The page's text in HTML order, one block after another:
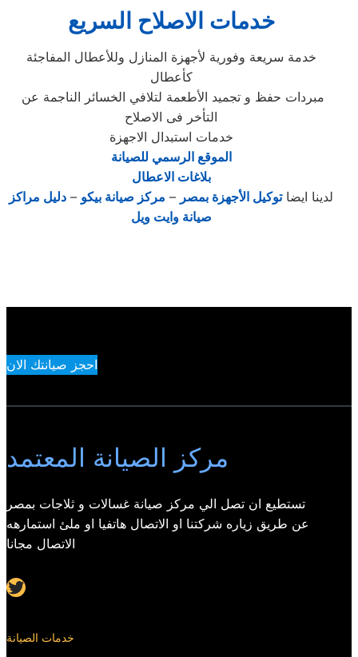
خدمات الاصلاح السريع
خدمة سريعة وفورية لأجهزة المنازل وللأعطال المفاجئة
كأعطال
التأخر فى الاصلاح
خدمات استبدال الاجهزة
الموقع الرسمي للصيانة
بلاغات الاعطال
لدينا ايضاتوكيل الأجهزة بمصر – مركز صيانة بيكو – دليل مراكز
صيانة وايت ويل
احجز صيانتك الان
مركز الصيانة المعتمد
تستطيع ان تصل الي مركز صيانة غسالات و ثلاجات بمصر
عن طريق زياره شركتنا او الاتصال هاتفيا او ملئ استمارهه
الاتصال مجانا
Twitter
خدمات الصيانة